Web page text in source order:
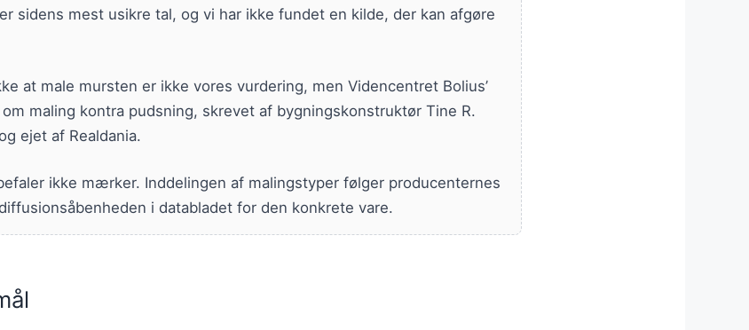
sidens mest usikre tal, og vi har ikke fundet en kilde, der kan afgøre
at male mursten er ikke vores vurdering, men Videncentret Bolius’
maling kontra pudsning, skrevet af bygningskonstruktør Tine R.
ejet af Realdania.
ikke mærker. Inddelingen af malingstyper følger producenternes
i databladet for den konkrete vare.